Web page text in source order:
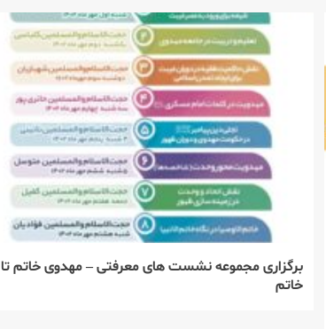
برگزاری مجموعه نشست های معرفتی – مهدوی خاتم تا
خاتم